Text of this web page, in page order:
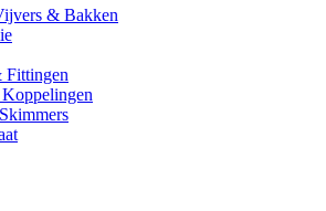
& Bakken
Fittingen